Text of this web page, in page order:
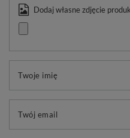
Dodaj własne zdjęcie
Twoje imię
Twój email